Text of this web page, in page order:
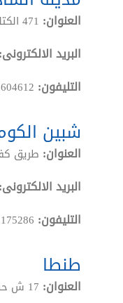
العنوان: 471 الكتلة الثانية
البريد الالكترونى:
التليفون:
شبين
العنوان: طريق
البريد الالكترونى:
التليفون:
طنطا
العنوان: 17 ش حسن رضوان